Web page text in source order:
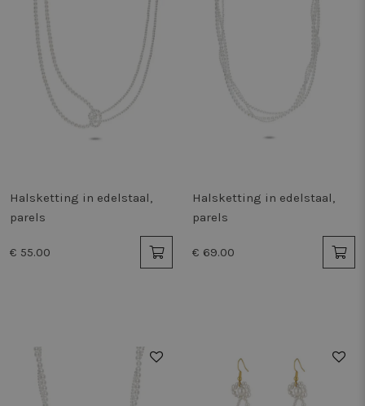
Halsketting in edelstaal,
parels
€ 55.00
Halsketting in edelstaal,
parels
€ 69.00